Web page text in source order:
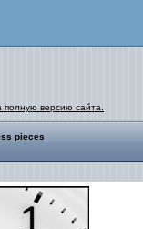
полную версию сайта.
pieces